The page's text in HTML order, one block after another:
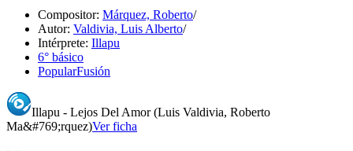
Compositor: Márquez, Roberto/
Autor: Valdivia, Luis Alberto/
Intérprete: Illapu
6° básico
PopularFusión
Illapu - Lejos Del Amor (Luis Valdivia, Roberto
Ma&#769;rquez)Ver ficha